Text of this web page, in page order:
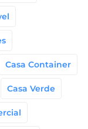
Casa Container
Casa Verde